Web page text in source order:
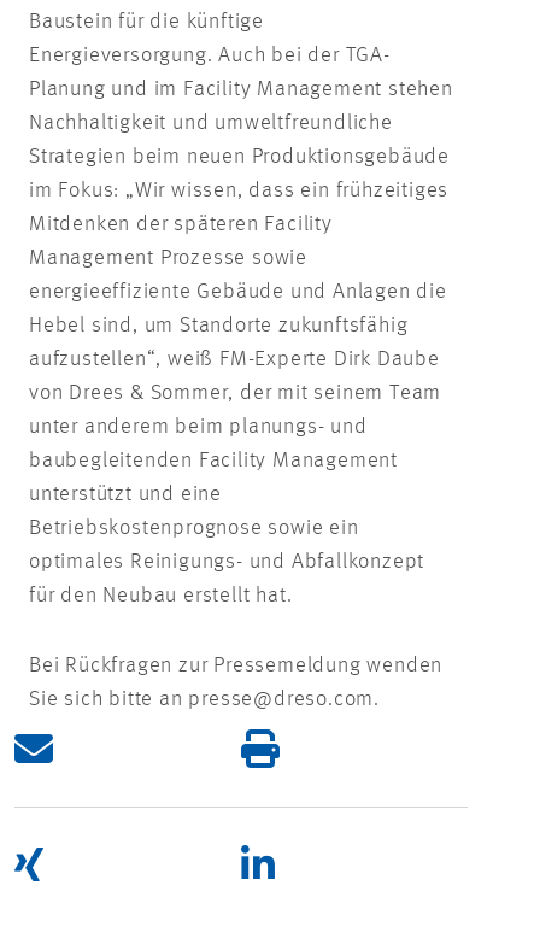
Baustein für die künftige
Energieversorgung. Auch bei der TGA-
Planung und im Facility Management stehen
Nachhaltigkeit und umweltfreundliche
Strategien beim neuen Produktionsgebäude
im Fokus: „Wir wissen, dass ein frühzeitiges
Mitdenken der späteren Facility
Management Prozesse sowie
energieeffiziente Gebäude und Anlagen die
Hebel sind, um Standorte zukunftsfähig
aufzustellen“, weiß FM-Experte Dirk Daube
von Drees & Sommer, der mit seinem Team
unter anderem beim planungs- und
baubegleitenden Facility Management
unterstützt und eine
Betriebskostenprognose sowie ein
optimales Reinigungs- und Abfallkonzept
für den Neubau erstellt hat.
Bei Rückfragen zur Pressemeldung wenden
Sie sich bitte an presse@dreso.com.